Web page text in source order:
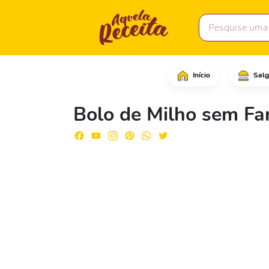
Início
Bolo de Milho sem
Comece retirando o